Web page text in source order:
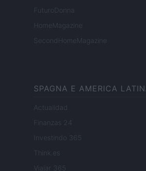
FuturoDonna
HomeMagazine
SecondHomeMagazine
SPAGNA E AMERICA
Actualidad
Finanzas 24
Investindo 365
Think.es
Viajar 365